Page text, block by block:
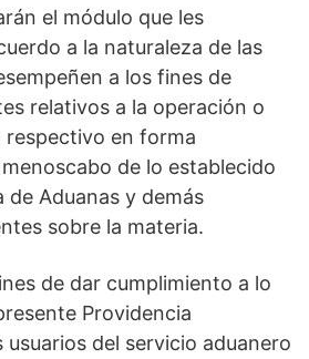
el módulo que les
a la naturaleza de las
a los fines de
relativos a la operación o
respectivo en forma
de lo establecido
de Aduanas y demás
sobre la materia.
de dar cumplimiento a lo
Providencia
del servicio aduanero